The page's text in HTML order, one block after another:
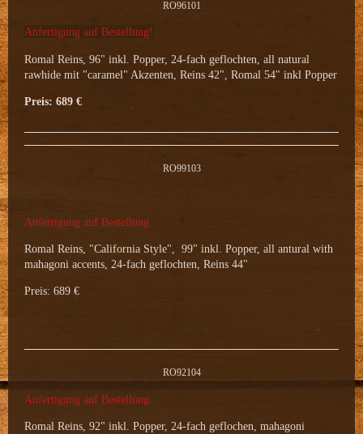
RO96101
Anfertigung auf Bestellung!
Romal Reins, 96" inkl. Popper, 24-fach geflochten, all natural
rawhide mit "caramel" Akzenten, Reins 42", Romal 54" inkl Popper
Preis: 689 €
RO99103
Anfertigung auf Bestellung.
Romal Reins, "California Style", 99" inkl. Popper, all antural with
mahagoni accents, 24-fach geflochten, Reins 44"
Preis: 689 €
RO92104
Anfertigung auf Bestellung.
Romal Reins, 92" inkl. Popper, 24-fach geflochen, mahagoni